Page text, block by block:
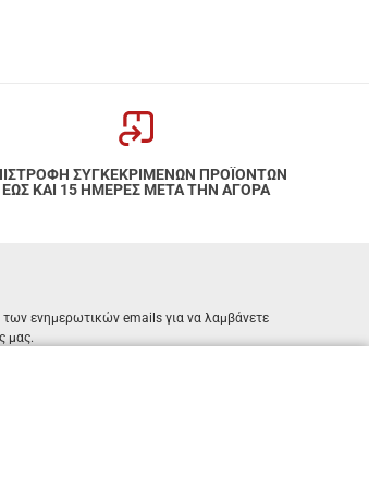
ΣΥΓΚΕΚΡΙΜΕΝΩΝ ΠΡΟΪΟΝΤΩΝ
ΕΩΣ ΚΑΙ 15 ΗΜΕΡΕΣ ΜΕΤΑ ΤΗΝ ΑΓΟΡΑ
των ενημερωτικών emails για να λαμβάνετε
μας.
τους